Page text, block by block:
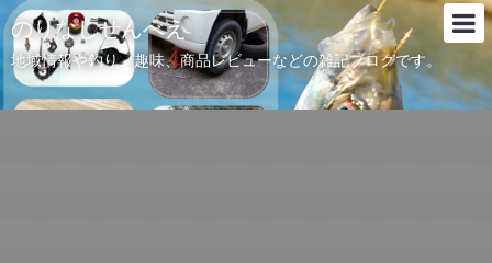
のりなしせんべえ
地域情報や釣り、趣味、商品レビューなどの雑記ブログです。